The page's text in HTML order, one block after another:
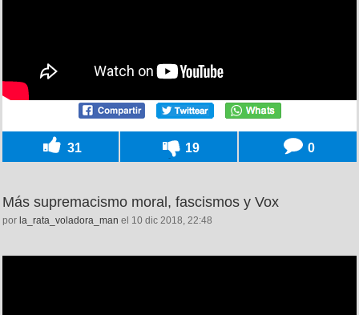
31 19 0
Más supremacismo moral, fascismos y Vox
por la_rata_voladora_man el 10 dic 2018, 22:48